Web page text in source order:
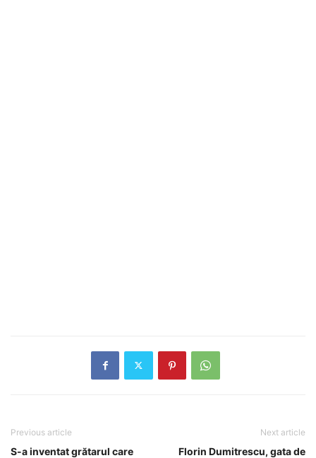
Previous article
S-a inventat grătarul care
Next article
Florin Dumitrescu, gata de